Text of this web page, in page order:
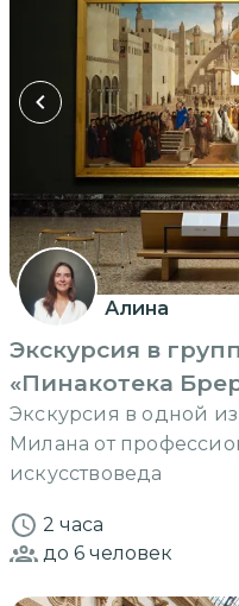
Алина
Экскурсия в
«Пинакотека
Экскурсия в одной
Милана от
искусствоведа
2 часа
до 6 человек